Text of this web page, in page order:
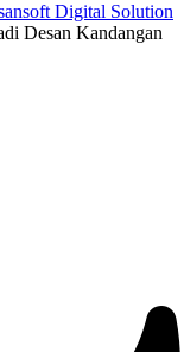
Digital Solution
Desan Kandangan